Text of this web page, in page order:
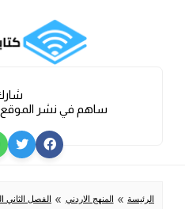
ساهم في نشر الموقع
الرئيسة » المنهج الاردني » الفصل الثاني